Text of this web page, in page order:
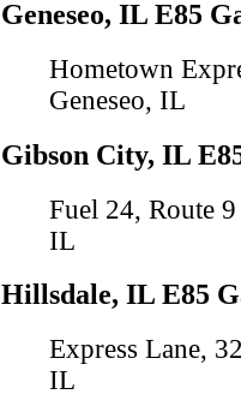
Geneseo, IL E85
Hometown
Geneseo, IL
Gibson City, IL
Fuel 24, Route
IL
Hillsdale, IL E85
Express Lane,
IL